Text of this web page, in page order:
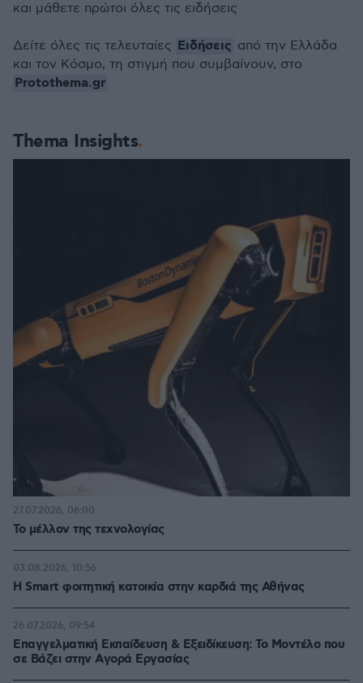
Thema Insights
Το μέλλον της τεχνολογίας
27.07.2026, 06:00
Η Smart φοιτητική κατοικία στην καρδιά της Αθήνας
03.08.2026, 10:56
Επαγγελματική Εκπαίδευση & Εξειδίκευση: Το Mοντέλο που
σε Bάζει στην Aγορά Eργασίας
26.07.2026, 09:54
και μάθετε πρώτοι όλες τις ειδήσεις
Δείτε όλες τις τελευταίες Ειδήσεις από την Ελλάδα
και τον Κόσμο, τη στιγμή που συμβαίνουν, στο
Protothema.gr